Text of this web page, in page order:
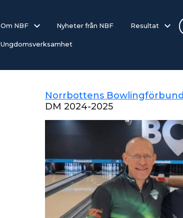
Om NBF Nyheter från NBF Resultat
Ungdomsverksamhet
Norrbottens Bowlingförbund
DM 2024-2025